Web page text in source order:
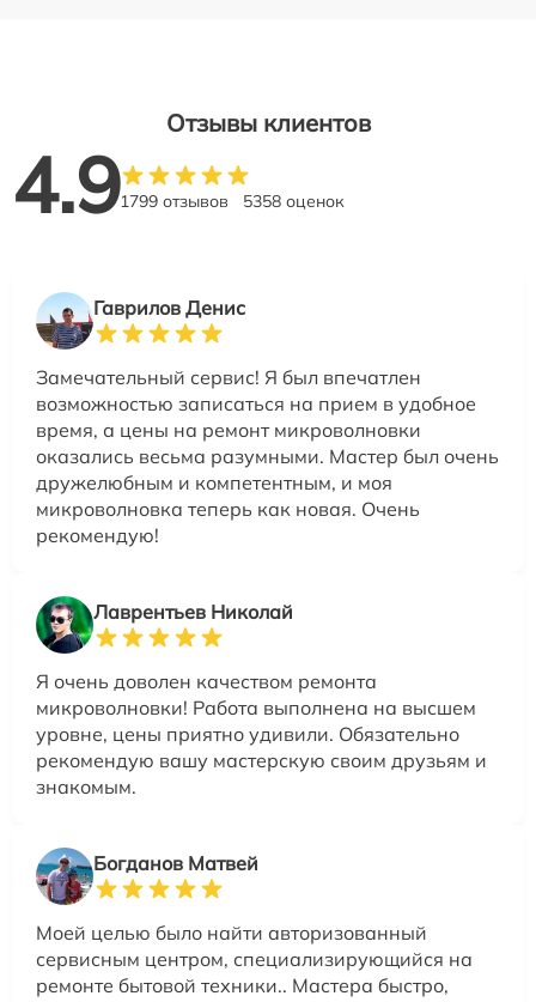
Отзывы клиентов
4.91799 отзывов 5358 оценок
Гаврилов Денис
Замечательный сервис! Я был впечатлен
возможностью записаться на прием в удобное
время, а цены на ремонт микроволновки
оказались весьма разумными. Мастер был очень
дружелюбным и компетентным, и моя
микроволновка теперь как новая. Очень
рекомендую!
Лаврентьев Николай
Я очень доволен качеством ремонта
микроволновки! Работа выполнена на высшем
уровне, цены приятно удивили. Обязательно
рекомендую вашу мастерскую своим друзьям и
знакомым.
Богданов Матвей
Моей целью было найти авторизованный
сервисным центром, специализирующийся на
ремонте бытовой техники.. Мастера быстро,